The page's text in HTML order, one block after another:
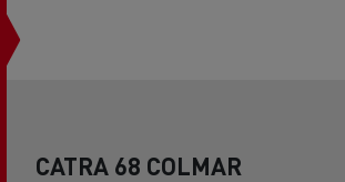
CATRA 68 COLMAR